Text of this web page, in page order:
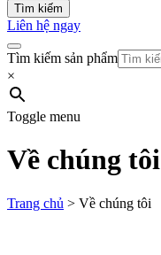
Tìm kiếm
Liên hệ ngay
Tìm kiếm sản phẩm
×
Toggle menu
Về chúng tôi
Trang chủ > Về chúng tôi